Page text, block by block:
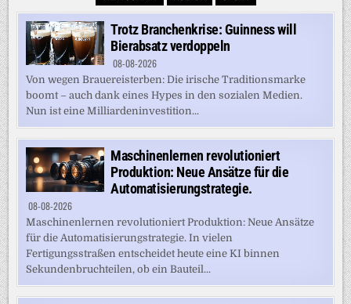
Trotz Branchenkrise: Guinness will
Bierabsatz verdoppeln
08-08-2026
Von wegen Brauereisterben: Die irische Traditionsmarke
boomt – auch dank eines Hypes in den sozialen Medien.
Nun ist eine Milliardeninvestition...
Maschinenlernen revolutioniert
Produktion: Neue Ansätze für die
Automatisierungstrategie.
08-08-2026
Maschinenlernen revolutioniert Produktion: Neue Ansätze
für die Automatisierungstrategie. In vielen
Fertigungsstraßen entscheidet heute eine KI binnen
Sekundenbruchteilen, ob ein Bauteil...